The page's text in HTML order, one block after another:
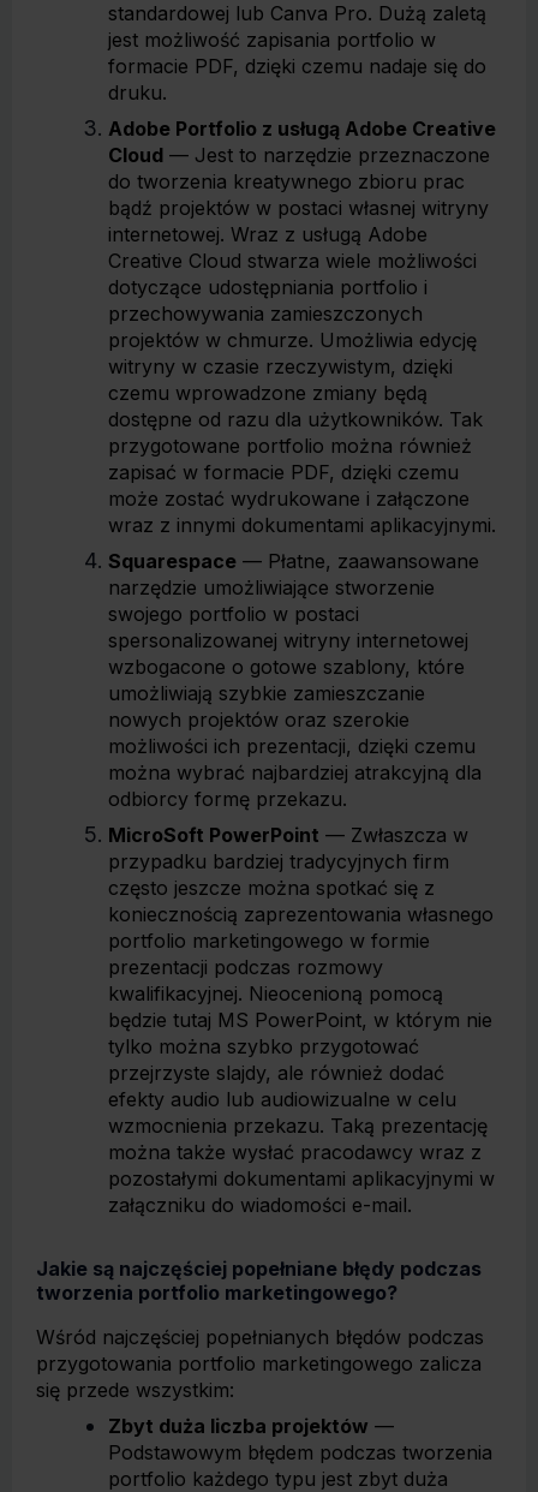
standardowej lub Canva Pro. Dużą zaletą
jest możliwość zapisania portfolio w
formacie PDF, dzięki czemu nadaje się do
druku.
Adobe Portfolio z usługą Adobe Creative
Cloud — Jest to narzędzie przeznaczone
do tworzenia kreatywnego zbioru prac
bądź projektów w postaci własnej witryny
internetowej. Wraz z usługą Adobe
Creative Cloud stwarza wiele możliwości
dotyczące udostępniania portfolio i
przechowywania zamieszczonych
projektów w chmurze. Umożliwia edycję
witryny w czasie rzeczywistym, dzięki
czemu wprowadzone zmiany będą
dostępne od razu dla użytkowników. Tak
przygotowane portfolio można również
zapisać w formacie PDF, dzięki czemu
może zostać wydrukowane i załączone
wraz z innymi dokumentami aplikacyjnymi.
Squarespace — Płatne, zaawansowane
narzędzie umożliwiające stworzenie
swojego portfolio w postaci
spersonalizowanej witryny internetowej
wzbogacone o gotowe szablony, które
umożliwiają szybkie zamieszczanie
nowych projektów oraz szerokie
możliwości ich prezentacji, dzięki czemu
można wybrać najbardziej atrakcyjną dla
odbiorcy formę przekazu.
MicroSoft PowerPoint — Zwłaszcza w
przypadku bardziej tradycyjnych firm
często jeszcze można spotkać się z
koniecznością zaprezentowania własnego
portfolio marketingowego w formie
prezentacji podczas rozmowy
kwalifikacyjnej. Nieocenioną pomocą
będzie tutaj MS PowerPoint, w którym nie
tylko można szybko przygotować
przejrzyste slajdy, ale również dodać
efekty audio lub audiowizualne w celu
wzmocnienia przekazu. Taką prezentację
można także wysłać pracodawcy wraz z
pozostałymi dokumentami aplikacyjnymi w
załączniku do wiadomości e-mail.
Jakie są najczęściej popełniane błędy podczas
tworzenia portfolio marketingowego?
Wśród najczęściej popełnianych błędów podczas
przygotowania portfolio marketingowego zalicza
się przede wszystkim:
Zbyt duża liczba projektów —
Podstawowym błędem podczas tworzenia
portfolio każdego typu jest zbyt duża